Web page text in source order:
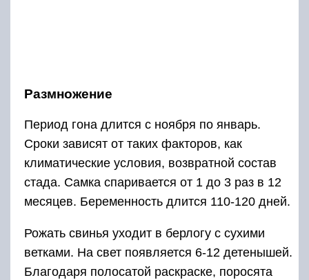
Размножение
Период гона длится с ноября по январь.
Сроки зависят от таких факторов, как
климатические условия, возвратной состав
стада. Самка спаривается от 1 до 3 раз в 12
месяцев. Беременность длится 110-120 дней.
Рожать свинья уходит в берлогу с сухими
ветками. На свет появляется 6-12 детенышей.
Благодаря полосатой раскраске, поросята